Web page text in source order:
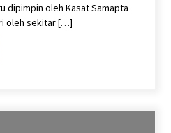
dipimpin oleh Kasat Samapta
oleh sekitar […]